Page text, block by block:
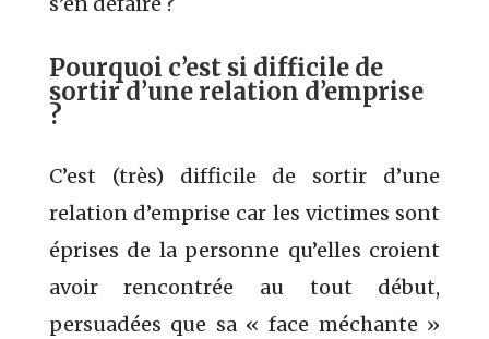
Pourquoi c’est si difficile de
sortir d’une relation d’emprise
?
C’est (très) difficile de sortir d’une
relation d’emprise car les victimes sont
éprises de la personne qu’elles croient
avoir rencontrée au tout début,
persuadées que sa « face méchante »